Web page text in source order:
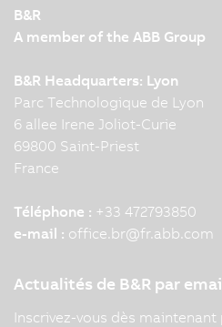
B&R
A member of the ABB Group
B&R Headquarters: Lyon
Parc Technologique de Lyon
6 allee Irene Joliot-Curie
69800 Saint-Priest
France
Téléphone : +33 472793850
e-mail : office.br@fr.abb.com
Actualités de B&R par
Inscrivez-vous dès